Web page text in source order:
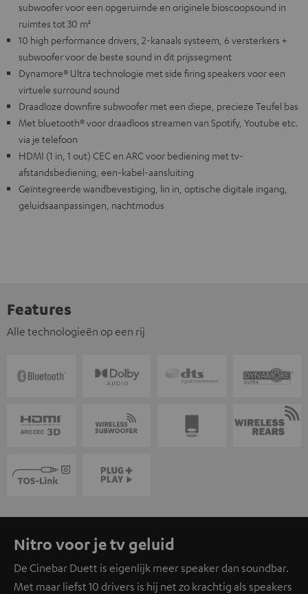
subwoofer voor een opgeruimde en originele bioscoopsound in
ruimtes tot 30 m²
10 high performance drivers, 2-kanaals systeem, 6 versterkers +
subwoofer voor de beste sound in dit prijssegment
Dynamore® Ultra technologie met side firing speakers voor een
virtuele surround sound
Draadloze downfire subwoofer met een diepe, precieze Teufel bas
Met bluetooth® voor draadloos streamen van Spotify, Youtube etc.
via je telefoon
HDMI (1 in, 1 out) CEC en ARC voor bediening met tv-
afstandsbediening, een-kabel-aansluiting
Geïntegreerde wandbevestiging, lin in, optische digitale ingang,
geluidsaanpassingen, nachtmodus
Features
Alle technologieën op een rij
Nitro voor je tv geluid
De Cinebar Duett is eigenlijk meer speaker dan soundbar.
Met maar liefst 10 drivers is hij net zo krachtig als speakers